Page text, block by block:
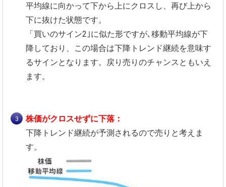
平均線に向かって下から上にクロスし、再び上から
下に抜けた状態です。
「買いのサイン2｣に似た形ですが､移動平均線が下
降しており、この場合は下降トレンド継続を意味す
るサインとなります。戻り売りのチャンスともいえ
ます。
株価がクロスせずに下落：
下降トレンド継続が予測されるので売りと考えま
す。